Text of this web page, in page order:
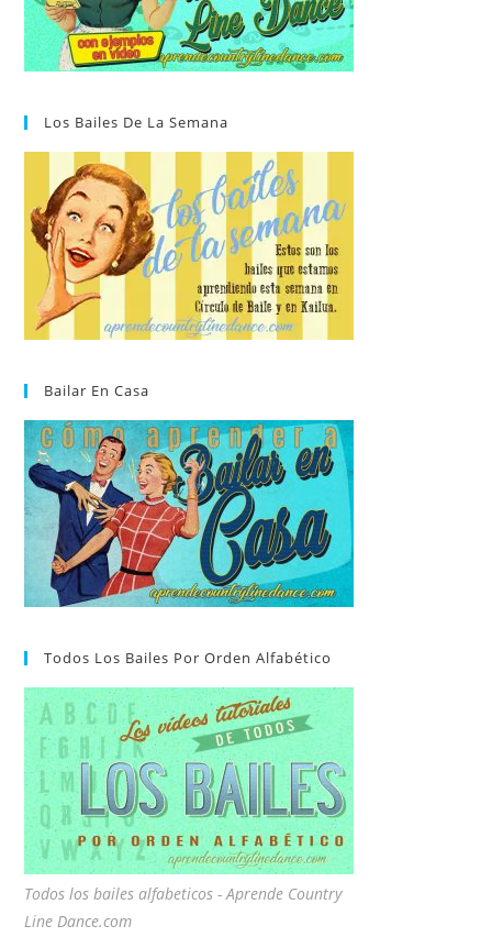
Los Bailes De La Semana
Bailar En Casa
Todos Los Bailes Por Orden Alfabético
Todos los bailes alfabeticos - Aprende Country
Line Dance.com